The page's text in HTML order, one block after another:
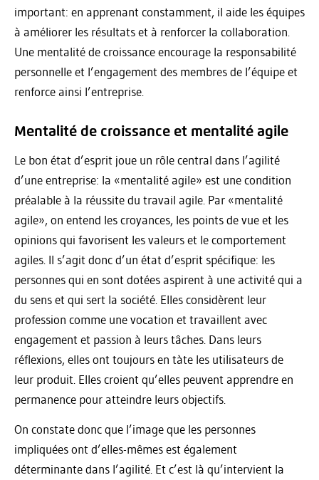
important: en apprenant constamment, il aide les équipes
à améliorer les résultats et à renforcer la collaboration.
Une mentalité de croissance encourage la responsabilité
personnelle et l’engagement des membres de l’équipe et
renforce ainsi l’entreprise.
Mentalité de croissance et mentalité agile
Le bon état d’esprit joue un rôle central dans l’agilité
d’une entreprise: la «mentalité agile» est une condition
préalable à la réussite du travail agile. Par «mentalité
agile», on entend les croyances, les points de vue et les
opinions qui favorisent les valeurs et le comportement
agiles. Il s’agit donc d’un état d’esprit spécifique: les
personnes qui en sont dotées aspirent à une activité qui a
du sens et qui sert la société. Elles considèrent leur
profession comme une vocation et travaillent avec
engagement et passion à leurs tâches. Dans leurs
réflexions, elles ont toujours en tàte les utilisateurs de
leur produit. Elles croient qu’elles peuvent apprendre en
permanence pour atteindre leurs objectifs.
On constate donc que l’image que les personnes
impliquées ont d’elles-mêmes est également
déterminante dans l’agilité. Et c’est là qu’intervient la